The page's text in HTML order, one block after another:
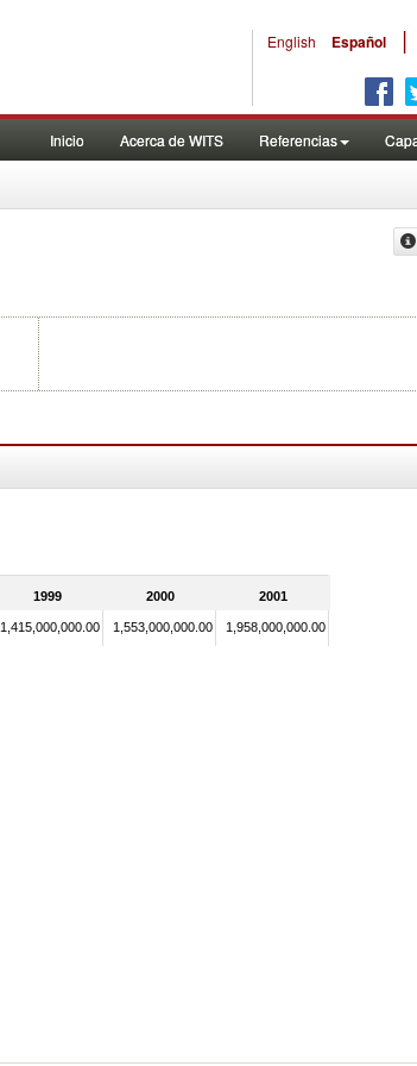
English Español |
Inicio Acerca de WITS Referencias
1999 2000 2001
1,415,000,000.00 1,553,000,000.00 1,958,000,000.00